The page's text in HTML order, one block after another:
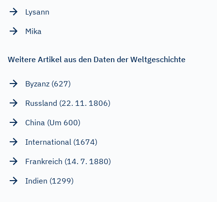
Lysann
Mika
Weitere Artikel aus den Daten der Weltgeschichte
Byzanz (627)
Russland (22. 11. 1806)
China (Um 600)
International (1674)
Frankreich (14. 7. 1880)
Indien (1299)